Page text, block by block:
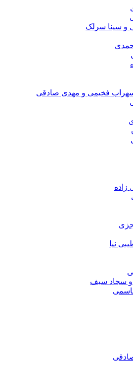
سینا سرلک
فخیمی و مهدی صادقی
زاده
نیا
و سجاد سیف